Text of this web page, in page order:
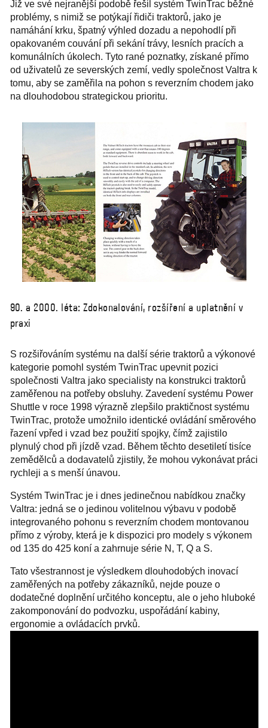
Již ve své nejranější podobě řešil systém TwinTrac běžné
problémy, s nimiž se potýkají řidiči traktorů, jako je
namáhání krku, špatný výhled dozadu a nepohodlí při
opakovaném couvání při sekání trávy, lesních pracích a
komunálních úkolech. Tyto rané poznatky, získané přímo
od uživatelů ze severských zemí, vedly společnost Valtra k
tomu, aby se zaměřila na pohon s reverzním chodem jako
na dlouhodobou strategickou prioritu.
90. a 2000. léta: Zdokonalování, rozšíření a uplatnění v
praxi
S rozšiřováním systému na další série traktorů a výkonové
kategorie pomohl systém TwinTrac upevnit pozici
společnosti Valtra jako specialisty na konstrukci traktorů
zaměřenou na potřeby obsluhy. Zavedení systému Power
Shuttle v roce 1998 výrazně zlepšilo praktičnost systému
TwinTrac, protože umožnilo identické ovládání směrového
řazení vpřed i vzad bez použití spojky, čímž zajistilo
plynulý chod při jízdě vzad. Během těchto desetiletí tisíce
zemědělců a dodavatelů zjistily, že mohou vykonávat práci
rychleji a s menší únavou.
Systém TwinTrac je i dnes jedinečnou nabídkou značky
Valtra: jedná se o jedinou volitelnou výbavu v podobě
integrovaného pohonu s reverzním chodem montovanou
přímo z výroby, která je k dispozici pro modely s výkonem
od 135 do 425 koní a zahrnuje série N, T, Q a S.
Tato všestrannost je výsledkem dlouhodobých inovací
zaměřených na potřeby zákazníků, nejde pouze o
dodatečné doplnění určitého konceptu, ale o jeho hluboké
zakomponování do podvozku, uspořádání kabiny,
ergonomie a ovládacích prvků.